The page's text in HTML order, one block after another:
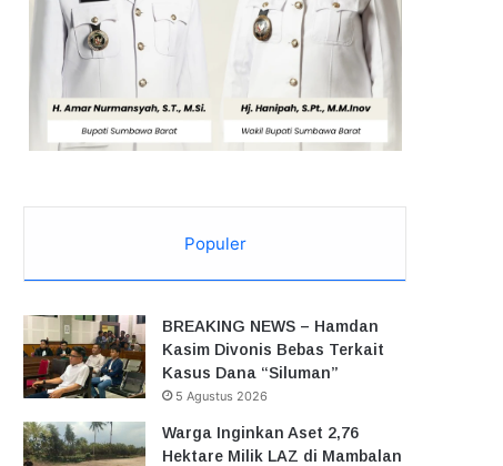
Populer
BREAKING NEWS – Hamdan
Kasim Divonis Bebas Terkait
Kasus Dana “Siluman”
5 Agustus 2026
Warga Inginkan Aset 2,76
Hektare Milik LAZ di Mambalan